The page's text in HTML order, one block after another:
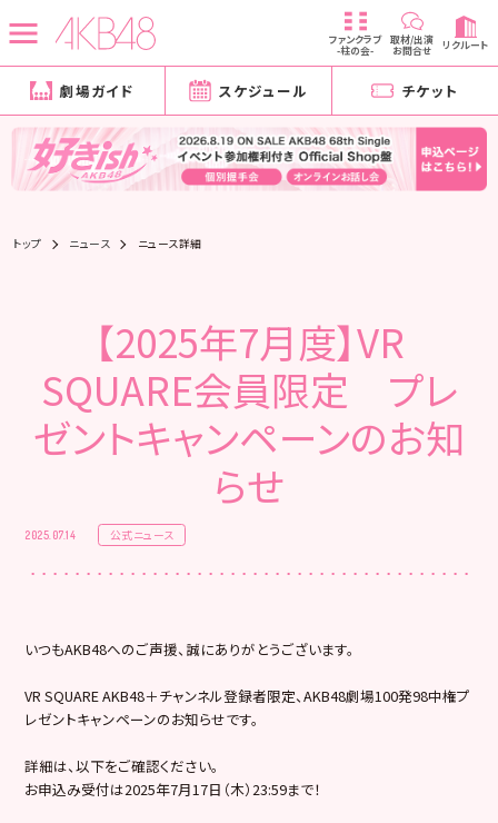
ファンクラブ
-柱の会-
取材/出演
お問合せ リクルート
劇場ガイド スケジュール チケット
トップ ニュース ニュース詳細
【2025年7月度】VR
SQUARE会員限定 プレ
ゼントキャンペーンのお知
らせ
2025.07.14 公式ニュース
いつもAKB48へのご声援、誠にありがとうございます。
VR SQUARE AKB48＋チャンネル登録者限定、AKB48劇場100発98中権プ
レゼントキャンペーンのお知らせです。
詳細は、以下をご確認ください。
お申込み受付は2025年7月17日（木）23:59まで！